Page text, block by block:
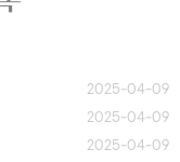
2025-04-09
2025-04-09
2025-04-09